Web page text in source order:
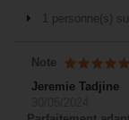
1 personne(s)
Note
Jeremie Tadjine